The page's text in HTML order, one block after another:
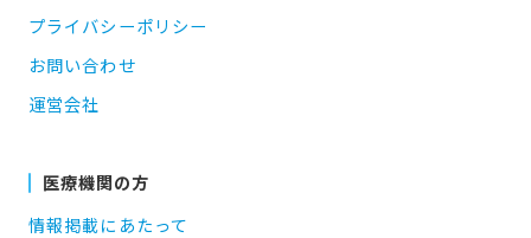
プライバシーポリシー
お問い合わせ
運営会社
医療機関の方
情報掲載にあたって